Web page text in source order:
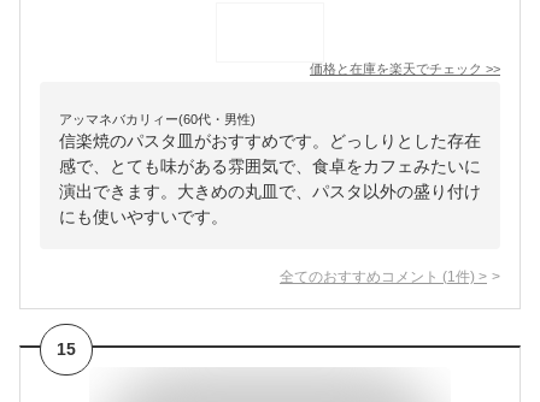
価格と在庫を楽天でチェック >>
アッマネバカリィー(60代・男性)
信楽焼のパスタ皿がおすすめです。どっしりとした存在
感で、とても味がある雰囲気で、食卓をカフェみたいに
演出できます。大きめの丸皿で、パスタ以外の盛り付け
にも使いやすいです。
全てのおすすめコメント (1 件) >
15